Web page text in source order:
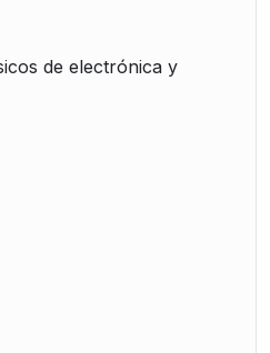
de electrónica y